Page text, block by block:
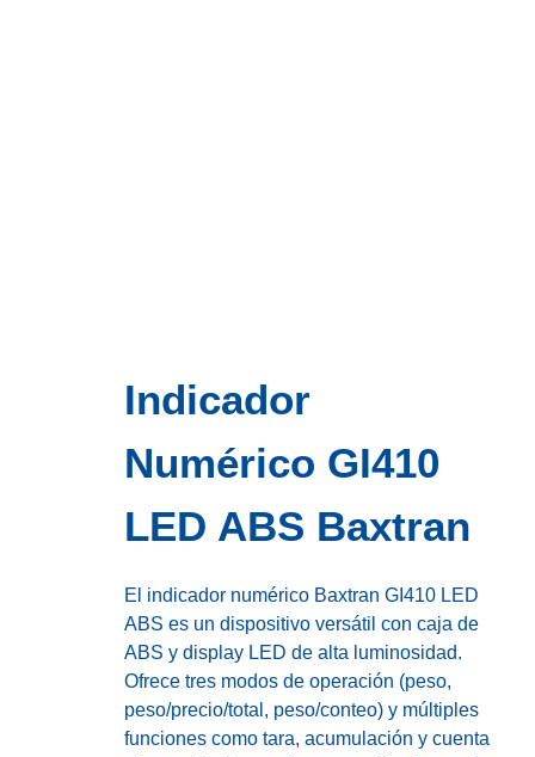
Indicador
Numérico GI410
LED ABS Baxtran
El indicador numérico Baxtran GI410 LED
ABS es un dispositivo versátil con caja de
ABS y display LED de alta luminosidad.
Ofrece tres modos de operación (peso,
peso/precio/total, peso/conteo) y múltiples
funciones como tara, acumulación y cuenta